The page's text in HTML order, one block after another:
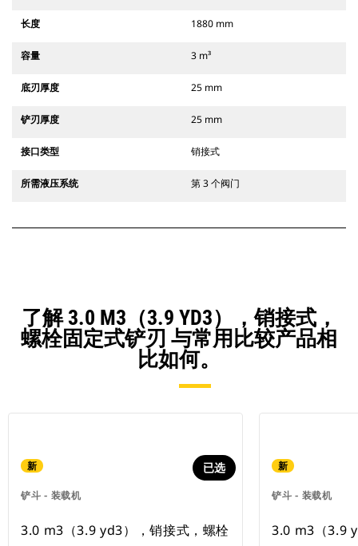
长度 1880 mm
容量 3 m³
底刃厚度 25 mm
铲刃厚度 25 mm
接口类型 销接式
所需液压系统 第 3 个阀门
了解 3.0 M3（3.9 YD3），销接式，
螺栓固定式铲刃 与常用比较产品相
比如何。
新
铲斗 - 装载机
已选
3.0 m3（3.9 yd3），销接式，螺栓
新
铲斗 - 装载机
3.0 m3（3.9